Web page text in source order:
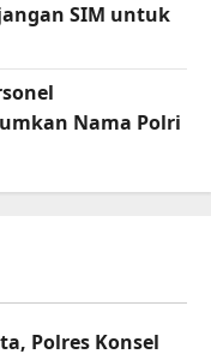
SIM untuk
Nama Polri
Polres Konsel